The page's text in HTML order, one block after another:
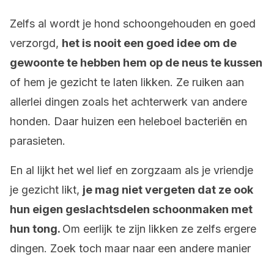
Zelfs al wordt je hond schoongehouden en goed
verzorgd, het is nooit een goed idee om de
gewoonte te hebben hem op de neus te kussen
of hem je gezicht te laten likken. Ze ruiken aan
allerlei dingen zoals het achterwerk van andere
honden. Daar huizen een heleboel bacteriën en
parasieten.
En al lijkt het wel lief en zorgzaam als je vriendje
je gezicht likt, je mag niet vergeten dat ze ook
hun eigen geslachtsdelen schoonmaken met
hun tong. Om eerlijk te zijn likken ze zelfs ergere
dingen. Zoek toch maar naar een andere manier